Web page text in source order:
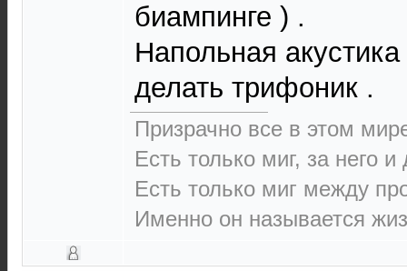
биампинге ) .
Напольная
делать трифоник .
Призрачно все в этом
Есть только миг, за него
Есть только миг между
Именно он называется